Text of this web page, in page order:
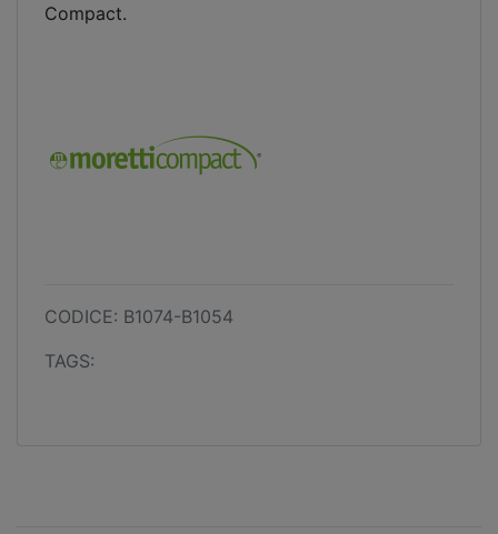
Compact.
CODICE: B1074-B1054
TAGS: